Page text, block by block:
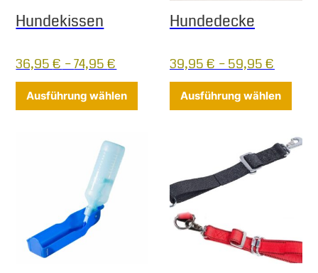
Hundekissen
36,95€ –74,95€
Ausführung wählen Dieses Produkt weist mehrere
Hundedecke
39,95€ –59,95€
Ausführung wählen